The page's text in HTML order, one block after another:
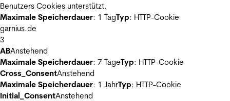
Benutzers Cookies unterstützt.
Maximale Speicherdauer: 1 TagTyp: HTTP-Cookie
garnius.de
3
ABAnstehend
Maximale Speicherdauer: 7 TageTyp: HTTP-Cookie
Cross_ConsentAnstehend
Maximale Speicherdauer: 1 JahrTyp: HTTP-Cookie
Initial_ConsentAnstehend